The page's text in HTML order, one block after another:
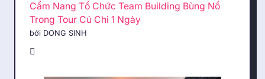
Cẩm Nang Tổ Chức Team Building Bùng Nổ
Trong Tour Củ Chi 1 Ngày
bởi DONG SINH